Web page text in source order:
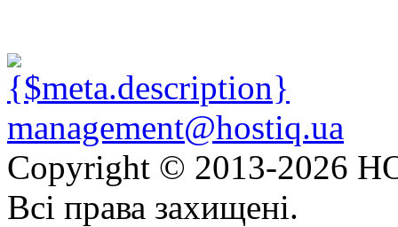
management@hostiq.ua
Copyright © 2013-2026
Всі права захищені.